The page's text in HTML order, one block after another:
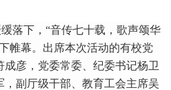
落下， “音传七十载，歌声颂华
帷幕。 出席本次活动的有校党
成彦 ， 党委常委
纪委书记杨卫
， 副厅级干部、教育工会主席吴